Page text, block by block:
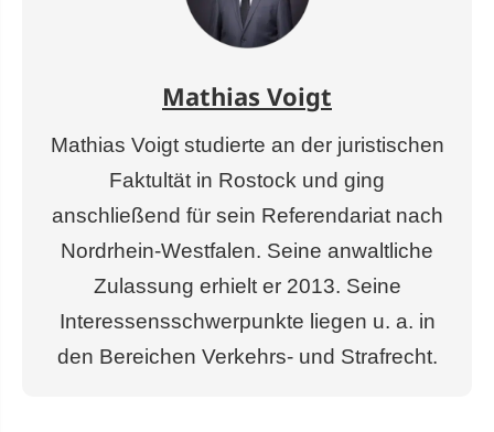
Mathias Voigt
Mathias Voigt studierte an der juristischen
Faktultät in Rostock und ging
anschließend für sein Referendariat nach
Nordrhein-Westfalen. Seine anwaltliche
Zulassung erhielt er 2013. Seine
Interessensschwerpunkte liegen u. a. in
den Bereichen Verkehrs- und Strafrecht.